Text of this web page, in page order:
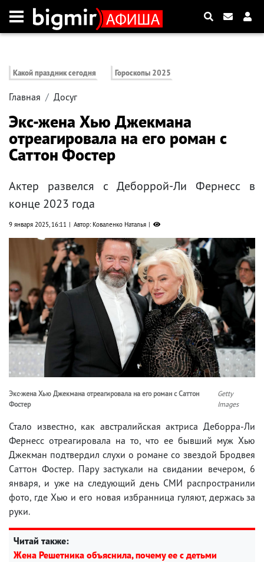
Какой праздник сегодня Гороскопы 2025
Главная Досуг
Экс-жена Хью Джекмана
отреагировала на его роман с
Саттон Фостер
Актер развелся с Деборрой-Ли Фернесс в
конце 2023 года
9 января 2025, 16:11 Автор: Коваленко Наталья
Экс-жена Хью Джекмана отреагировала на его роман с Саттон
Фостер
Getty
Images
Стало известно, как австралийская актриса Деборра-Ли
Фернесс отреагировала на то, что ее бывший муж Хью
Джекман подтвердил слухи о романе со звездой Бродвея
Саттон Фостер. Пару застукали на свидании вечером, 6
января, и уже на следующий день СМИ распространили
фото, где Хью и его новая избранница гуляют, держась за
руки.
Читай также:
Жена Решетника объяснила, почему ее с детьми